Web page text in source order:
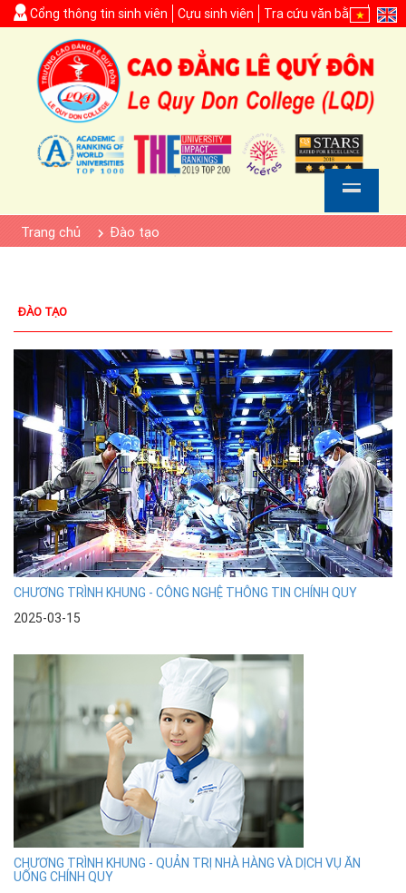
Cổng thông tin sinh viên Cựu sinh viên Tra cứu văn bằng
Trang chủ Đào tạo
ĐÀO TẠO
CHƯƠNG TRÌNH KHUNG - CÔNG NGHỆ THÔNG TIN CHÍNH QUY
2025-03-15
CHƯƠNG TRÌNH KHUNG - QUẢN TRỊ NHÀ HÀNG VÀ DỊCH VỤ ĂN
UỐNG CHÍNH QUY